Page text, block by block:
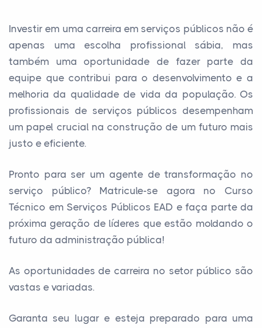
Investir em uma carreira em serviços públicos não é
apenas uma escolha profissional sábia, mas
também uma oportunidade de fazer parte da
equipe que contribui para o desenvolvimento e a
melhoria da qualidade de vida da população. Os
profissionais de serviços públicos desempenham
um papel crucial na construção de um futuro mais
justo e eficiente.
Pronto para ser um agente de transformação no
serviço público? Matricule-se agora no Curso
Técnico em Serviços Públicos EAD e faça parte da
próxima geração de líderes que estão moldando o
futuro da administração pública!
As oportunidades de carreira no setor público são
vastas e variadas.
Garanta seu lugar e esteja preparado para uma